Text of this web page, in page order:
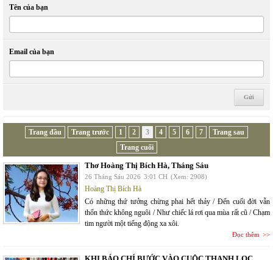
Tên của bạn
Email của bạn
Trang đầu Trang trước 1 2 3 4 5 6 7
Trang sau
Trang cuối
Thơ Hoàng Thị Bích Hà, Tháng Sáu
26 Tháng Sáu 2026 3:01 CH (Xem: 2908)
Hoàng Thị Bích Hà
Có những thứ tưởng chừng phai hết thảy / Đến cuối đời vẫn
thổn thức không nguôi / Như chiếc lá rơi qua mùa rất cũ / Chạm
tim người một tiếng động xa xôi.
Đọc thêm